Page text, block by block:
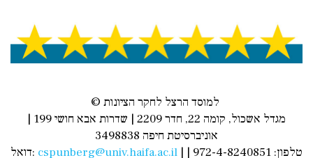
מגדל אשכול, קומה 22, חדר 2209 | שדרות אבא חושי 199 |
אוניברסיטת חיפה 3498838
דואל: cspunberg@univ.haifa.ac.il | טלפון: 972-4-8240851 |